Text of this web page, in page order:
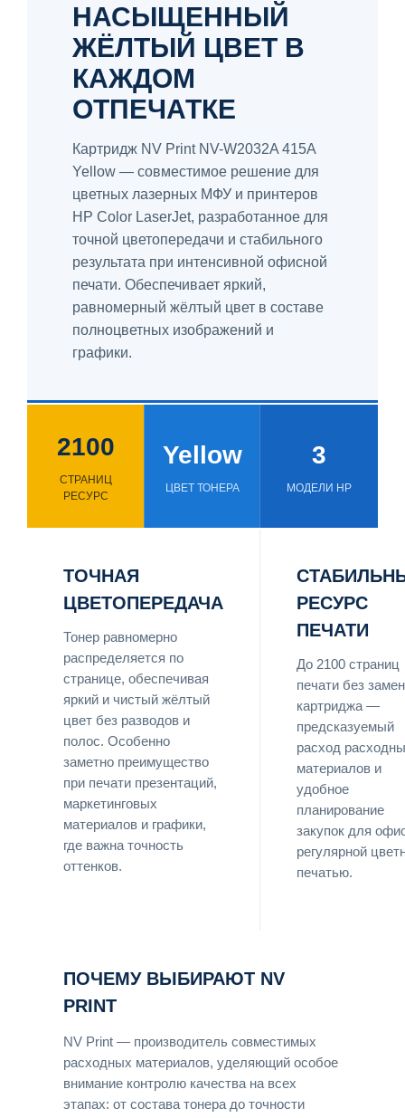
НАСЫЩЕННЫЙ
ЖЁЛТЫЙ ЦВЕТ В
КАЖДОМ
ОТПЕЧАТКЕ
Картридж NV Print NV-W2032A 415A
Yellow — совместимое решение для
цветных лазерных МФУ и принтеров
HP Color LaserJet, разработанное для
точной цветопередачи и стабильного
результата при интенсивной офисной
печати. Обеспечивает яркий,
равномерный жёлтый цвет в составе
полноцветных изображений и
графики.
2100
СТРАНИЦ
РЕСУРС
Yellow
ЦВЕТ ТОНЕРА
3
МОДЕЛИ HP
ТОЧНАЯ
ЦВЕТОПЕРЕДАЧА
Тонер равномерно
распределяется по
странице, обеспечивая
яркий и чистый жёлтый
цвет без разводов и
полос. Особенно
заметно преимущество
при печати презентаций,
маркетинговых
материалов и графики,
где важна точность
оттенков.
РЕСУРС
ПЕЧАТИ
До 2100 страниц
печати без
картриджа —
предсказуемый
расход
материалов и
удобное
планирование
закупок для
регулярной
печатью.
ПОЧЕМУ ВЫБИРАЮТ NV
PRINT
NV Print — производитель совместимых
расходных материалов, уделяющий особое
внимание контролю качества на всех
этапах: от состава тонера до точности